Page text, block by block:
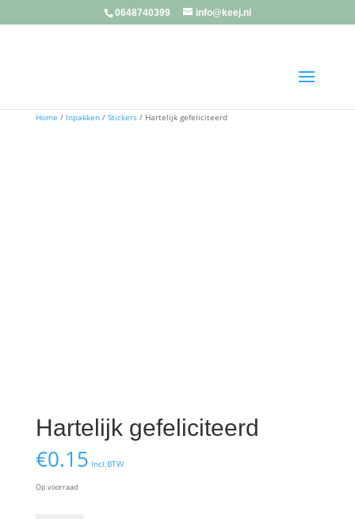
0648740399 info@keej.nl
Home / Inpakken/ Stickers/ Hartelijk gefeliciteerd
Hartelijk gefeliciteerd
€0.15 Incl.BTW
Op voorraad